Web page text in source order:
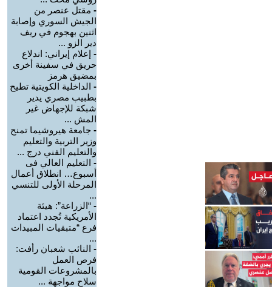
- مقتل عنصر من
الجيش السوري وإصابة
اثنين بهجوم في ريف
دير الزو ...
- إعلام إيراني: اندلاع
حريق في سفينة أخرى
بمضيق هرمز
- الداخلية الكويتية تطيح
بطبيب مصري يدير
شبكة للإجهاض غير
المش ...
- جامعة هيروشيما تمنح
وزير التربية والتعليم
والتعليم الفني درج ...
- التعليم العالي فى
أسبوع… انطلاق أعمال
المرحلة الأولى للتنسي
...
- “الزراعة”: هيئة
الأمريكية تُجدد اعتماد
فرع “متبقيات المبيدات
...
- النائب شعبان رأفت:
فرص العمل
بالمشروعات القومية
سلاح مواجهة ...